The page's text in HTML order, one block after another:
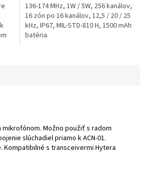
136-174 MHz, 1W / 5W, 256 kanálov,
16 zón po 16 kanálov, 12,5 / 20 / 25
kHz, IP67, MIL-STD-810 H, 1500 mAh
batéria.
mikrofónom. Možno použiť s radom
slúchadiel priamo k ACN-01.
Kompatibilné s transceivermi Hytera